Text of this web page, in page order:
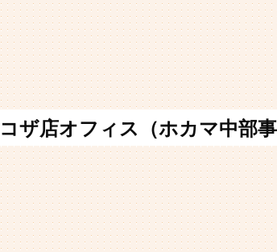
コザ店オフィス（ホカマ中部事